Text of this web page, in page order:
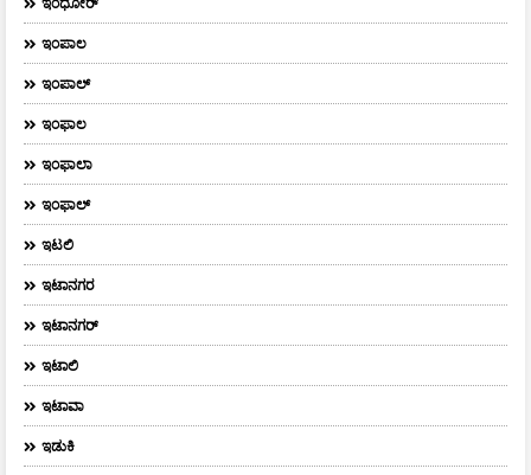
ಇಂಪಾಲ
ಇಂಪಾಲ್‌
ಇಂಫಾಲ
ಇಂಫಾಲಾ
ಇಂಫಾಲ್
ಇಟಲಿ
ಇಟಾನಗರ
ಇಟಾನಗರ್‌
ಇಟಾಲಿ
ಇಟಾವಾ
ಇಡುಕಿ